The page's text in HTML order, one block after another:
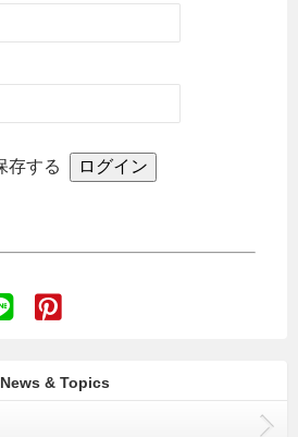
存する
News & Topics